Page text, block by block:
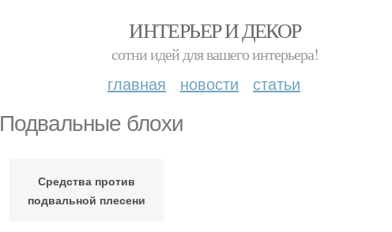
ИНТЕРЬЕР И ДЕКОР
сотни идей для вашего интерьера!
главная новости статьи
Подвальные блохи
Средства против
подвальной плесени